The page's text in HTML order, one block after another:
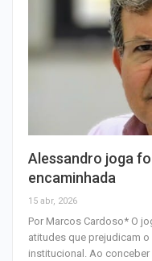
Alessandro joga
encaminhada
15 abr, 2026
Por Marcos Cardoso* O
atitudes que prejudicam
institucional. Ao